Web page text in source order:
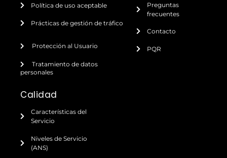
Política de uso aceptable
Prácticas de gestión de tráfico
Protección al Usuario
Tratamiento de datos
personales
Preguntas
frecuentes
Contacto
PQR
Calidad
Características del
Servicio
Niveles de Servicio
(ANS)